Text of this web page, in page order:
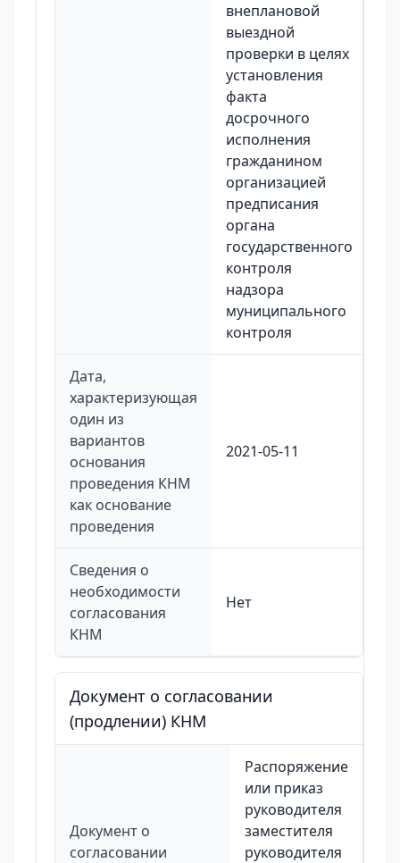
внеплановой
выездной
проверки в целях
установления
факта
досрочного
исполнения
гражданином
организацией
предписания
органа
государственного
контроля
надзора
муниципального
контроля
Дата,
характеризующая
один из
вариантов
основания
проведения КНМ
как основание
проведения
2021-05-11
Сведения о
необходимости
согласования
КНМ
Нет
Документ о согласовании
(продлении) КНМ
Документ о
согласовании
Распоряжение
или приказ
руководителя
заместителя
руководителя